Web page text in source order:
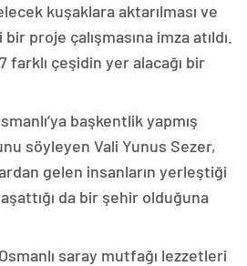
kuşaklara aktarılması ve
proje çalışmasına imza atıldı.
farklı çeşidin yer alacağı bir
başkentlik yapmış
söyleyen Vali Yunus Sezer,
gelen insanların yerleştiği
da bir şehir olduğuna
saray mutfağı lezzetleri